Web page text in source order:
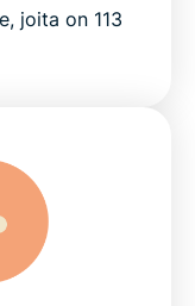
joita on 113